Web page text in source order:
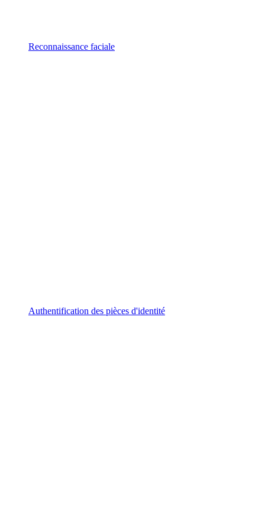
Reconnaissance faciale
Authentification des pièces d'identité